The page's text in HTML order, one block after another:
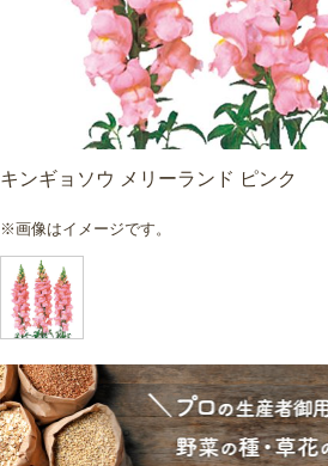
キンギョソウ メリーランド ピンク
※画像はイメージです。